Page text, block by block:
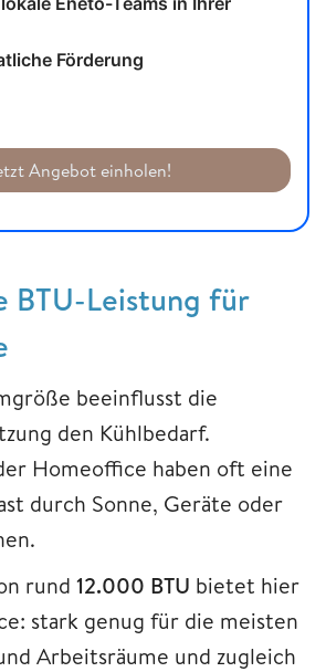
Förderung
Angebot einholen!
BTU-Leistung für
beeinflusst die
den Kühlbedarf.
Homeoffice haben oft eine
durch Sonne, Geräte oder
rund 12.000 BTU bietet hier
stark genug für die meisten
Arbeitsräume und zugleich